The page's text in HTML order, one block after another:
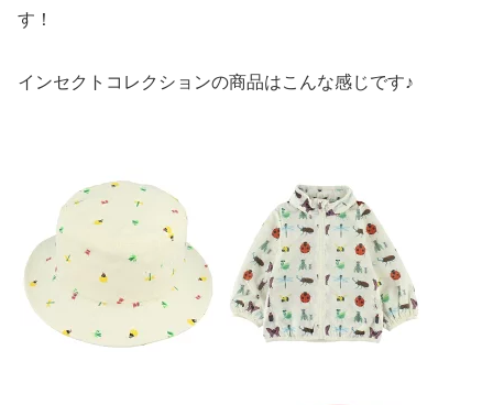
す！
インセクトコレクションの商品はこんな感じです♪